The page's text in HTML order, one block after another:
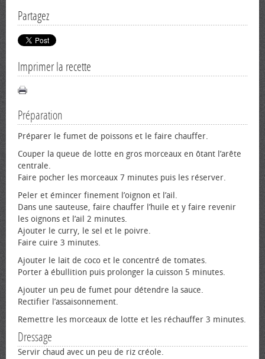
Partagez
Imprimer la recette
Préparation
Préparer le fumet de poissons et le faire chauffer.
Couper la queue de lotte en gros morceaux en ôtant l’arête
centrale.
Faire pocher les morceaux 7 minutes puis les réserver.
Peler et émincer finement l’oignon et l’ail.
Dans une sauteuse, faire chauffer l’huile et y faire revenir
les oignons et l’ail 2 minutes.
Ajouter le curry, le sel et le poivre.
Faire cuire 3 minutes.
Ajouter le lait de coco et le concentré de tomates.
Porter à ébullition puis prolonger la cuisson 5 minutes.
Ajouter un peu de fumet pour détendre la sauce.
Rectifier l’assaisonnement.
Remettre les morceaux de lotte et les réchauffer 3 minutes.
Dressage
Servir chaud avec un peu de riz créole.